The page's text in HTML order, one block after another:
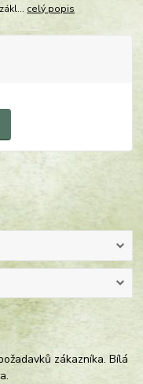
celý popis
zákazníka. Bílá